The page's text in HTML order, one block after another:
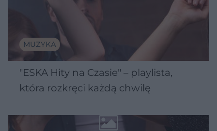
MUZYKA
"ESKA Hity na Czasie" – playlista,
która rozkręci każdą chwilę